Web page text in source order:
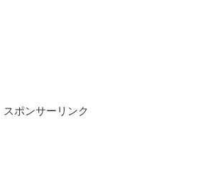
スポンサーリンク